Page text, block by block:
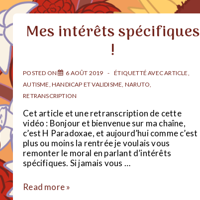
Mes intérêts spécifiques
!
POSTED ON 6 AOÛT 2019 ÉTIQUETTÉ AVECARTICLE,
AUTISME,HANDICAP ET VALIDISME, NARUTO,
RETRANSCRIPTION
Cet article et une retranscription de cette
vidéo : Bonjour et bienvenue sur ma chaîne,
c’est H Paradoxae, et aujourd’hui comme c’est
plus ou moins la rentrée je voulais vous
remonter le moral en parlant d’intérêts
spécifiques. Si jamais vous …
Mes
Read more »